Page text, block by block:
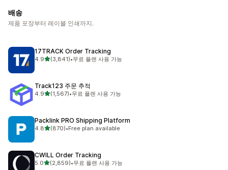
배송
제품 포장부터 레이블 인쇄까지.
17TRACK Order Tracking
4.9별 5개 중
(3,841)
총 리뷰 3841개
•무료 플랜 사용 가능
Track123 주문 추적
4.9별 5개 중
(1,567)
총 리뷰 1567개
•무료 플랜 사용 가능
Packlink PRO Shipping Platform
4.8별 5개 중
(870)
총 리뷰 870개
•Free plan available
CWILL Order Tracking
5.0별 5개 중
(2,859)
총 리뷰 2859개
•무료 플랜 사용 가능